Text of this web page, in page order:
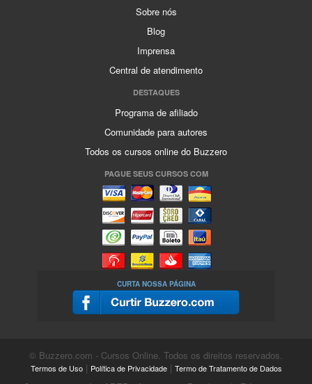
Sobre nós
Blog
Imprensa
Central de atendimento
DESTAQUES
Programa de afiliado
Comunidade para autores
Todos os cursos online do Buzzero
PAGUE SEUS CURSOS COM
CURTA NOSSA PÁGINA
© Buzzero.com - Cursos Online. Todos os direitos reservados.
Termos de Uso| Política de Privacidade| Termo de Tratamento de Dados